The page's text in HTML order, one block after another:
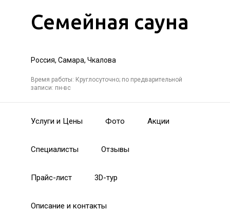
Семейная сауна
Россия, Самара, Чкалова
Время работы: Круглосуточно; по предварительной
записи: пн-вс
Услуги и Цены Фото Акции
Специалисты Отзывы
Прайс-лист 3D-тур
Описание и контакты